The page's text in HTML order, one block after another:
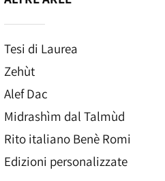
Tesi di Laurea
Zehùt
Alef Dac
Midrashìm dal Talmùd
Rito italiano Benè Romi​
Edizioni personalizzate